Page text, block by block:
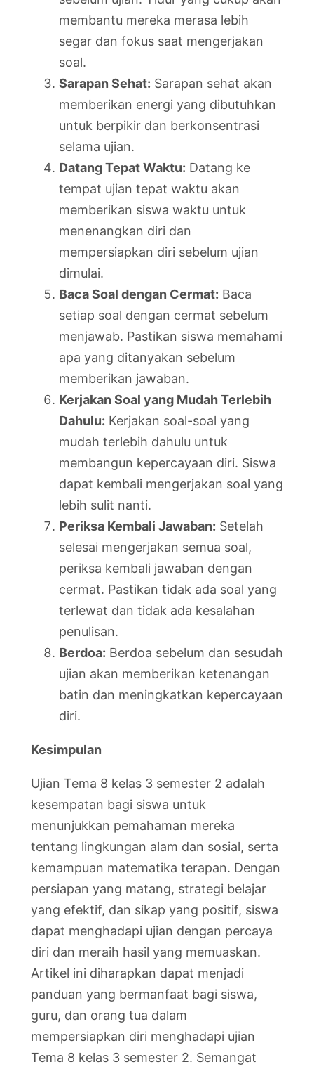
membantu mereka merasa lebih
segar dan fokus saat mengerjakan
soal.
Sarapan Sehat: Sarapan sehat akan
memberikan energi yang dibutuhkan
untuk berpikir dan berkonsentrasi
selama ujian.
Datang Tepat Waktu: Datang ke
tempat ujian tepat waktu akan
memberikan siswa waktu untuk
menenangkan diri dan
mempersiapkan diri sebelum ujian
dimulai.
Baca Soal dengan Cermat: Baca
setiap soal dengan cermat sebelum
menjawab. Pastikan siswa memahami
apa yang ditanyakan sebelum
memberikan jawaban.
Kerjakan Soal yang Mudah Terlebih
Dahulu: Kerjakan soal-soal yang
mudah terlebih dahulu untuk
membangun kepercayaan diri. Siswa
dapat kembali mengerjakan soal yang
lebih sulit nanti.
Periksa Kembali Jawaban: Setelah
selesai mengerjakan semua soal,
periksa kembali jawaban dengan
cermat. Pastikan tidak ada soal yang
terlewat dan tidak ada kesalahan
penulisan.
Berdoa: Berdoa sebelum dan sesudah
ujian akan memberikan ketenangan
batin dan meningkatkan kepercayaan
diri.
Kesimpulan
Ujian Tema 8 kelas 3 semester 2 adalah
kesempatan bagi siswa untuk
menunjukkan pemahaman mereka
tentang lingkungan alam dan sosial, serta
kemampuan matematika terapan. Dengan
persiapan yang matang, strategi belajar
yang efektif, dan sikap yang positif, siswa
dapat menghadapi ujian dengan percaya
diri dan meraih hasil yang memuaskan.
Artikel ini diharapkan dapat menjadi
panduan yang bermanfaat bagi siswa,
guru, dan orang tua dalam
mempersiapkan diri menghadapi ujian
Tema 8 kelas 3 semester 2. Semangat